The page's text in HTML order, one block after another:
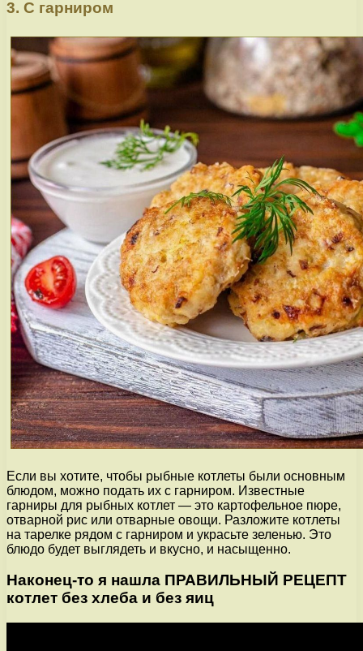
3. С гарниром
Если вы хотите, чтобы рыбные котлеты были основным
блюдом, можно подать их с гарниром. Известные
гарниры для рыбных котлет — это картофельное пюре,
отварной рис или отварные овощи. Разложите котлеты
на тарелке рядом с гарниром и украсьте зеленью. Это
блюдо будет выглядеть и вкусно, и насыщенно.
Наконец-то я нашла ПРАВИЛЬНЫЙ РЕЦЕПТ
котлет без хлеба и без яиц